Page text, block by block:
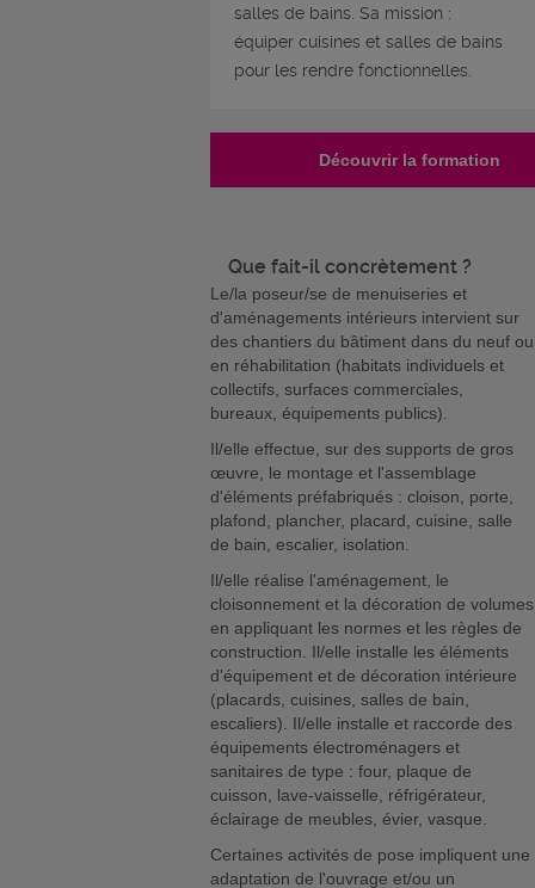
salles de bains. Sa mission :
équiper cuisines et salles de bains
pour les rendre fonctionnelles.
Découvrir la formation
Que fait-il concrètement ?
Le/la poseur/se de menuiseries et
d'aménagements intérieurs intervient sur
des chantiers du bâtiment dans du neuf ou
en réhabilitation (habitats individuels et
collectifs, surfaces commerciales,
bureaux, équipements publics).
Il/elle effectue, sur des supports de gros
œuvre, le montage et l'assemblage
d'éléments préfabriqués : cloison, porte,
plafond, plancher, placard, cuisine, salle
de bain, escalier, isolation.
Il/elle réalise l'aménagement, le
cloisonnement et la décoration de volumes
en appliquant les normes et les règles de
construction. Il/elle installe les éléments
d'équipement et de décoration intérieure
(placards, cuisines, salles de bain,
escaliers). Il/elle installe et raccorde des
équipements électroménagers et
sanitaires de type : four, plaque de
cuisson, lave-vaisselle, réfrigérateur,
éclairage de meubles, évier, vasque.
Certaines activités de pose impliquent une
adaptation de l'ouvrage et/ou un